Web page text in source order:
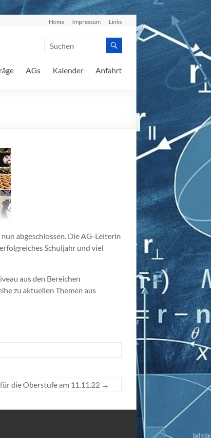
Home Impressum Links
AGs Kalender Anfahrt
abgeschlossen. Die AG-Leiterin
Schuljahr und viel
aus den Bereichen
zu aktuellen Themen aus
die Oberstufe am 11.11.22 →